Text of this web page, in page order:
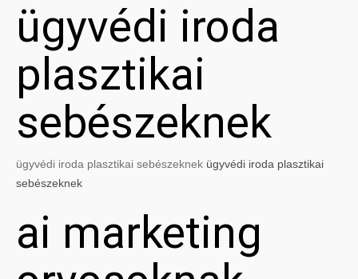
ügyvédi iroda
plasztikai
sebészeknek
ügyvédi iroda plasztikai sebészeknek ügyvédi iroda plasztikai
sebészeknek
ai marketing